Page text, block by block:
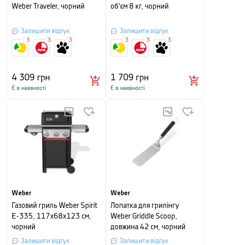
Weber Traveler, чорний
Залишити відгук
4 309 грн
Є в наявності
3 3 3
об'єм 8 кг, чорний
Залишити відгук
1 709 грн
Є в наявності
3 3 3
Weber
Газовий гриль Weber Spirit
E-335, 117х68х123 см,
чорний
Залишити відгук
Weber
Лопатка для грилінгу
Weber Griddle Scoop,
довжина 42 см, чорний
Залишити відгук